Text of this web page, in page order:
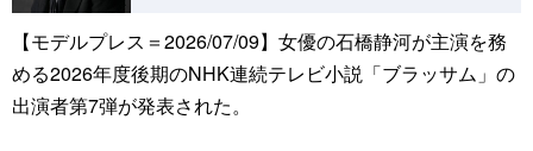
【モデルプレス＝2026/07/09】女優の石橋静河が主演を務
める2026年度後期のNHK連続テレビ小説「ブラッサム」の
出演者第7弾が発表された。